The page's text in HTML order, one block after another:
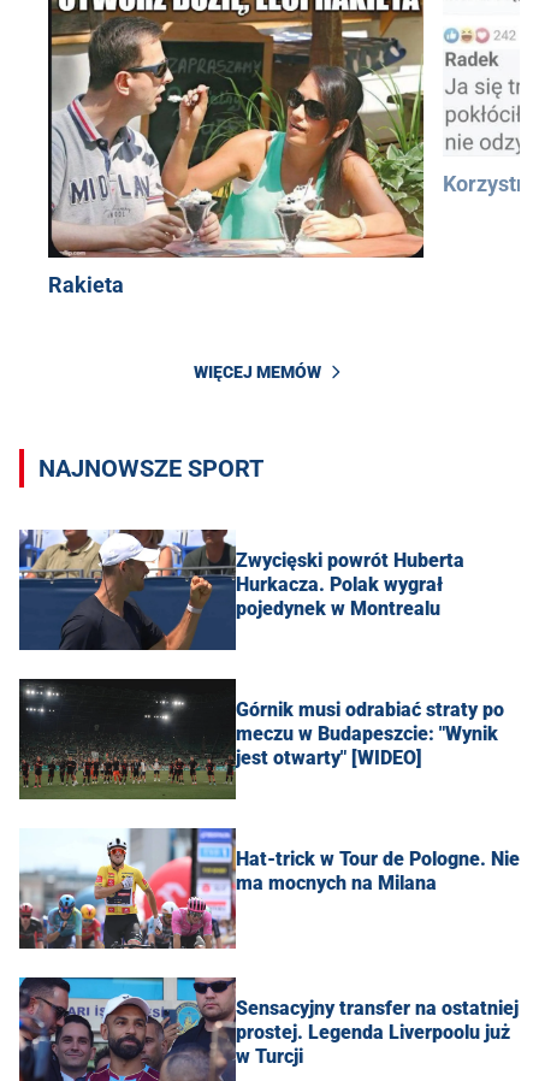
Rakieta
WIĘCEJ MEMÓW
NAJNOWSZE SPORT
Zwycięski powrót Huberta
Hurkacza. Polak wygrał
pojedynek w Montrealu
Górnik musi odrabiać straty po
meczu w Budapeszcie: "Wynik
jest otwarty" [WIDEO]
Hat-trick w Tour de Pologne. Nie
ma mocnych na Milana
Sensacyjny transfer na ostatniej
prostej. Legenda Liverpoolu już
w Turcji